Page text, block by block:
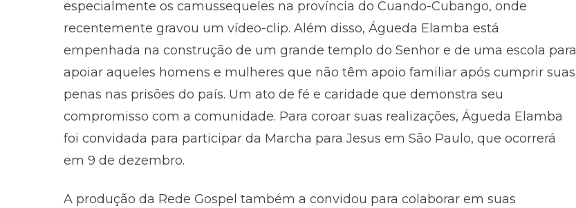
especialmente os camussequeles na província do Cuando-Cubango, onde
recentemente gravou um vídeo-clip. Além disso, Águeda Elamba está
empenhada na construção de um grande templo do Senhor e de uma escola para
apoiar aqueles homens e mulheres que não têm apoio familiar após cumprir suas
penas nas prisões do país. Um ato de fé e caridade que demonstra seu
compromisso com a comunidade. Para coroar suas realizações, Águeda Elamba
foi convidada para participar da Marcha para Jesus em São Paulo, que ocorrerá
em 9 de dezembro.
A produção da Rede Gospel também a convidou para colaborar em suas